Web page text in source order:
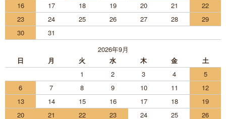
16
17 18 19 20 21
22
23
24 25 26 27 28
29
30
31
2026年9月
日
月 火 水 木 金
土
1
2 3 4
5
6
7 8 9 10 11
12
13
14 15 16 17 18
19
20
21 22 23 24 25 26